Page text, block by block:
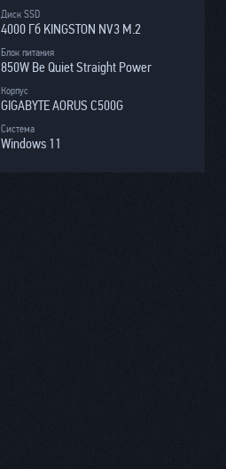
Диск SSD
4000 Гб KINGSTON NV3 M.2
Блок питания
850W Be Quiet Straight Power
Корпус
GIGABYTE AORUS C500G
Система
Windows 11